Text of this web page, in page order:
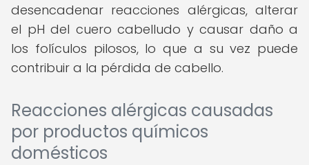
desencadenar reacciones alérgicas, alterar
el pH del cuero cabelludo y causar daño a
los folículos pilosos, lo que a su vez puede
contribuir a la pérdida de cabello.
Reacciones alérgicas causadas
por productos químicos
domésticos